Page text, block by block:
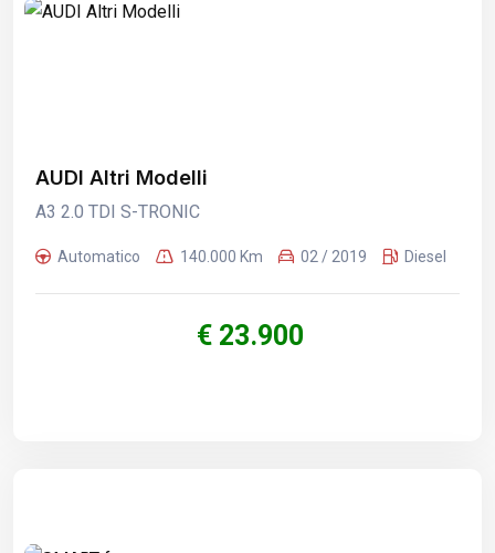
AUDI Altri Modelli
A3 2.0 TDI S-TRONIC
Automatico 140.000 Km 02 / 2019 Diesel
€ 23.900